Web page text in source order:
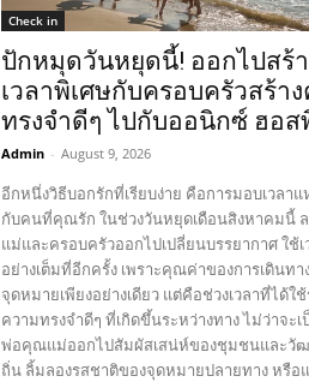
Check in
ปักหมุดวันหยุดนี้! ออกไปสร้า
เวลาพิเศษกับครอบครัวสร้า
ทรงจำดีๆ ไปกับออนิกซ์ ฮอ
Admin - August 9, 2026
อีกหนึ่งวิธีบอกรักที่เรียบง่าย คือการมอบเวลา
กับคนที่คุณรัก ในช่วงวันหยุดเดือนสิงหาคมนี้
แม่และครอบครัวออกไปเปลี่ยนบรรยากาศ ใช้
อย่างเต็มที่อีกครั้ง เพราะคุณค่าของการเดินท
จุดหมายเพียงอย่างเดียว แต่คือช่วงเวลาที่ได้ใ
ความทรงจำดีๆ ที่เกิดขึ้นระหว่างทาง ไม่ว่าจะ
พ่อคุณแม่ออกไปสัมผัสเสน่ห์ของชุมชนและวั
ถิ่น ลิ้มลองรสชาติของจุดหมายปลายทาง หรือ